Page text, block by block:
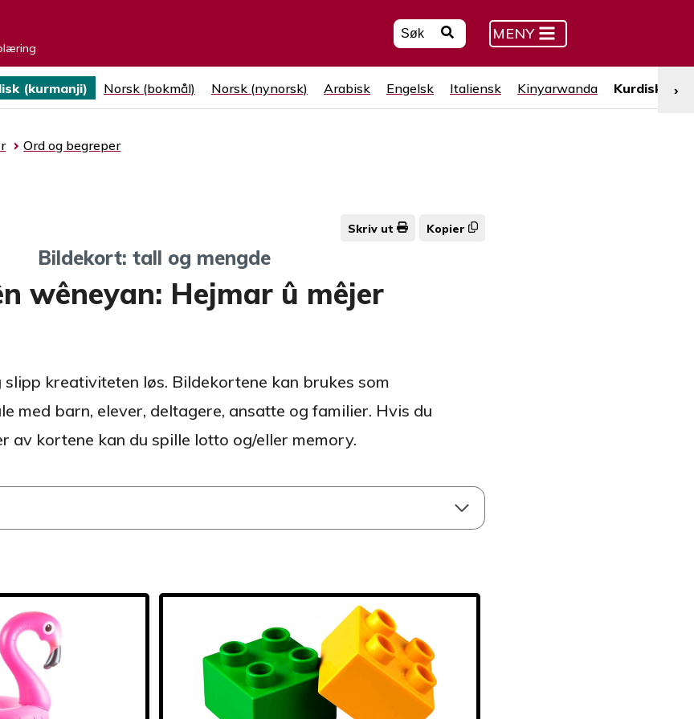
MENY
(kurmanji) Norsk (bokmål) Norsk (nynorsk) Arabisk Engelsk Italiensk Kinyarwanda Kurdisk ›
Ord og begreper
Skriv ut Kopier
Bildekort: tall og mengde
wêneyan: Hejmar û mêjer
kreativiteten løs. Bildekortene kan brukes som
med barn, elever, deltagere, ansatte og familier. Hvis du
av kortene kan du spille lotto og/eller memory.